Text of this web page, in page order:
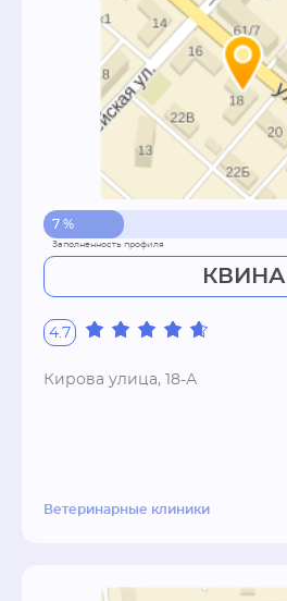
7 %
КВИНА
4.7
Кирова улица, 18-А
Ветеринарные клиники